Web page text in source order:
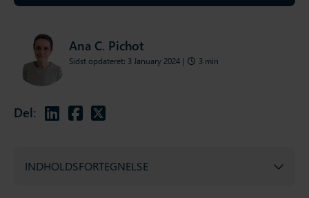
Del:
Ana C. Pichot
Sidst opdateret: 3 January 2024 | 3 min
INDHOLDSFORTEGNELSE